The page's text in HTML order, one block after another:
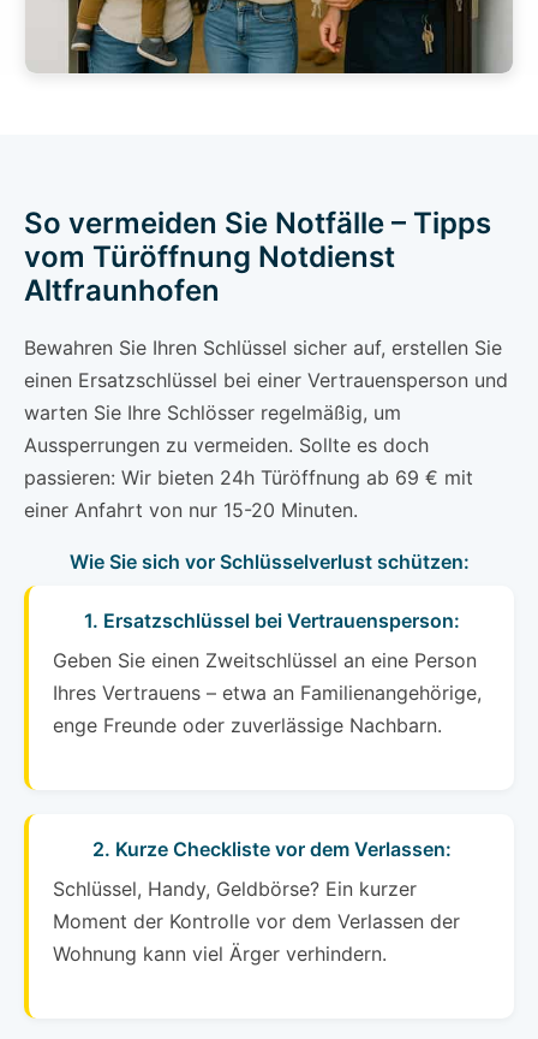
So vermeiden Sie Notfälle – Tipps
vom Türöffnung Notdienst
Altfraunhofen
Bewahren Sie Ihren Schlüssel sicher auf, erstellen Sie
einen Ersatzschlüssel bei einer Vertrauensperson und
warten Sie Ihre Schlösser regelmäßig, um
Aussperrungen zu vermeiden. Sollte es doch
passieren: Wir bieten 24h Türöffnung ab 69 € mit
einer Anfahrt von nur 15-20 Minuten.
Wie Sie sich vor Schlüsselverlust schützen:
1. Ersatzschlüssel bei Vertrauensperson:
Geben Sie einen Zweitschlüssel an eine Person
Ihres Vertrauens – etwa an Familienangehörige,
enge Freunde oder zuverlässige Nachbarn.
2. Kurze Checkliste vor dem Verlassen:
Schlüssel, Handy, Geldbörse? Ein kurzer
Moment der Kontrolle vor dem Verlassen der
Wohnung kann viel Ärger verhindern.